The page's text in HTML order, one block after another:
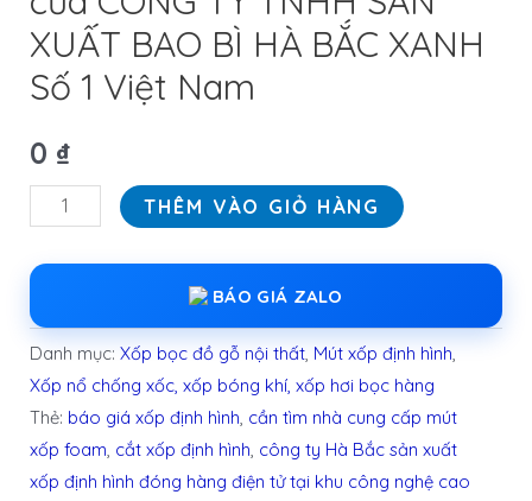
XUẤT BAO BÌ HÀ BẮC XANH
Số 1 Việt Nam
0 ₫
THÊM VÀO GIỎ HÀNG
BÁO GIÁ ZALO
Danh mục:Xốp bọc đồ gỗ nội thất, Mút xốp định hình,
Xốp nổ chống xốc, xốp bóng khí, xốp hơi bọc hàng
Thẻ: báo giá xốp định hình, cần tìm nhà cung cấp mút
xốp foam, cắt xốp định hình, công ty Hà Bắc sản xuất
xốp định hình đóng hàng điện tử tại khu công nghệ cao